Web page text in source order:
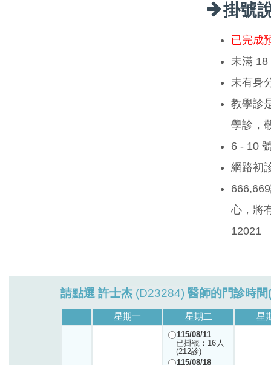
掛號
已完成
未滿 18
未有身
教學診
學診，
6 - 10
網路初
心，將
12021